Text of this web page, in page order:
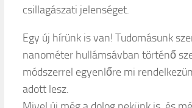
csillagászati jelenséget.
Egy új hírünk is van! Tudomásunk
nanométer hullámsávban történő
módszerrel egyenlőre mi
adott lesz.